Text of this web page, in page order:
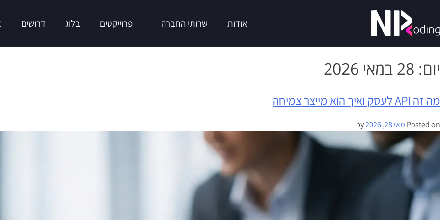
אודות שרותי החברה פרוייקטים בלוג דרושים
יום: 28 במאי 2026
מה זה API לעסק ואיך הוא מייצר צמיחה
Posted on מאי 28, 2026